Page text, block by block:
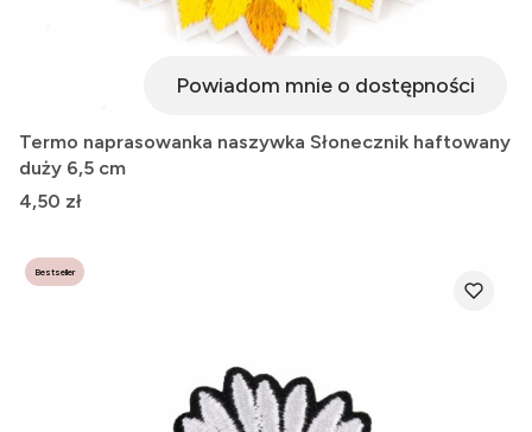
Powiadom mnie o dostępności
Termo naprasowanka naszywka Słonecznik haftowany
duży 6,5 cm
Cena
4,50 zł
Bestseller